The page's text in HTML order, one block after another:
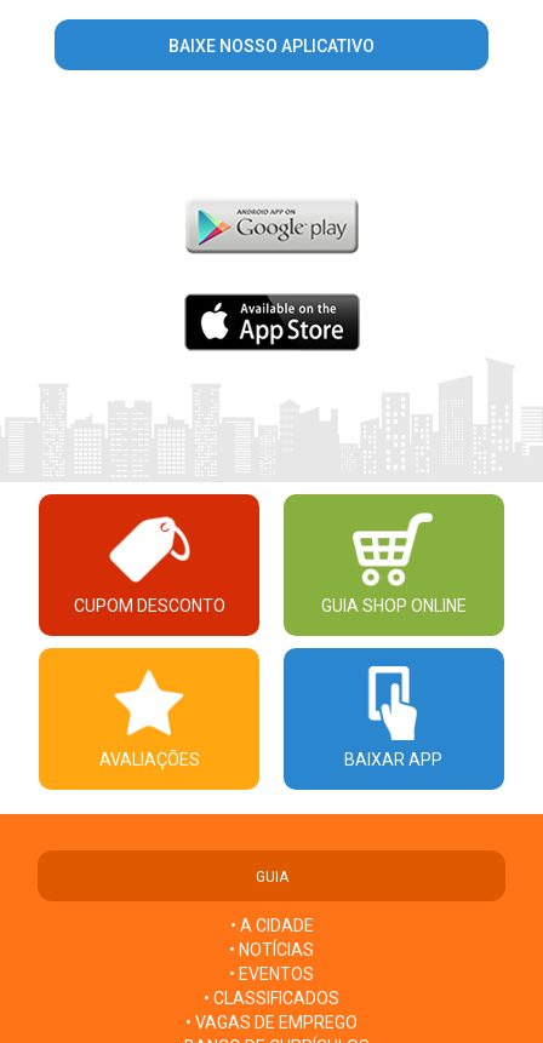
BAIXE NOSSO APLICATIVO
CUPOM DESCONTO GUIA SHOP ONLINE
AVALIAÇÕES BAIXAR APP
GUIA
• A CIDADE
• NOTÍCIAS
• EVENTOS
• CLASSIFICADOS
• VAGAS DE EMPREGO